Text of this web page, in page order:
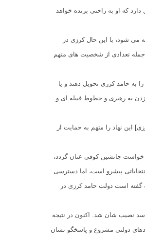
که او به راحتی برنده خواهد
می شود، با این حال کرزی در
تعدادی از شخصیت های متهم
به حامد کرزی تحویل دهند و یا
به رهبری و خطوط قبیله ای و
این نهاد را متهم به حمايت از
خواست جانشین کوفی عنان گردد،
پیشرو است، اما دسترسی
گفته است دولت حامد کرزی در
و فاسد نصیب شان شد. اکنون در نتیجه
دولتی مشروع و پاسخگو نشان